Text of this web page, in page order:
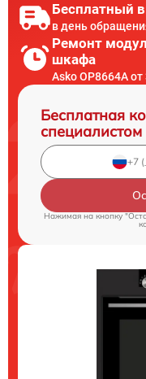
Бесплатный
в день
Ремонт
шкафа
Asko OP8664A
Бесплатная
специалистом
Нажимая на кнопку